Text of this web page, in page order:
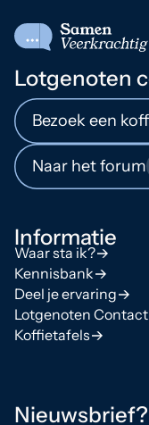
Lotgenoten
Bezoek een
Naar het forum
Informatie
Waar sta ik?
Kennisbank
Deel je ervaring
Lotgenoten Contact
Koffietafels
Nieuwsbrief?